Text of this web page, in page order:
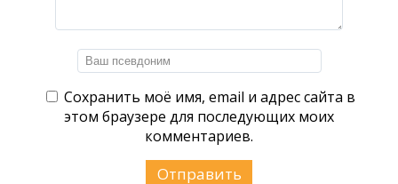
Сохранить моё имя, email и адрес сайта в
этом браузере для последующих моих
комментариев.